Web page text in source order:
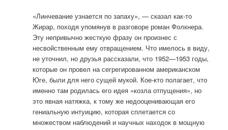
«Линчевание узнается по запаху», — сказал как-то
Жирар, походя упомянув в разговоре роман Фолкнера.
Эту непривычно жесткую фразу он произнес с
несвойственным ему отвращением. Что имелось в виду,
не уточнил, но друзья рассказали, что 1952—1953 годы,
которые он провел на сегрегированном американском
Юге, были для него сущей мукой. Кое-кто полагает, что
именно там родилась его идея «козла отпущения», но
это явная натяжка, к тому же недооценивающая его
гениальную интуицию, которая сплетается со
множеством наблюдений и научных находок в мощную